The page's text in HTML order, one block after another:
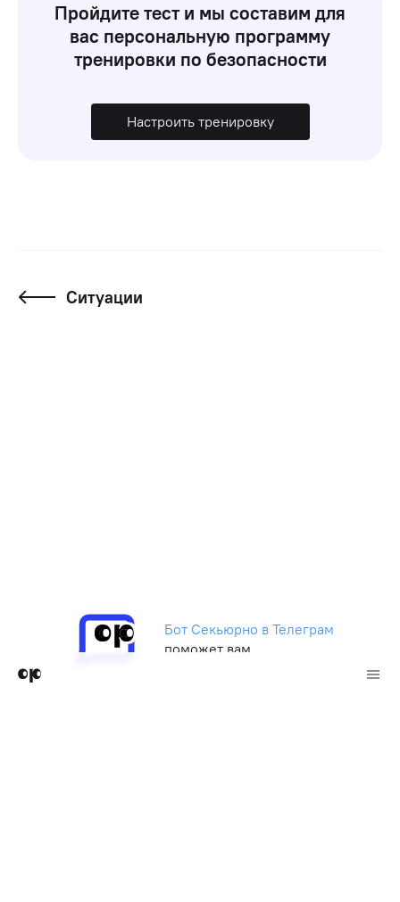
Пройдите тест и мы составим для
вас персональную программу
тренировки по безопасности
Настроить тренировку
Ситуации
Бот Секьюрно в Телеграм
поможет вам